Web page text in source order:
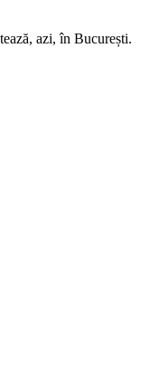
azi, în București.